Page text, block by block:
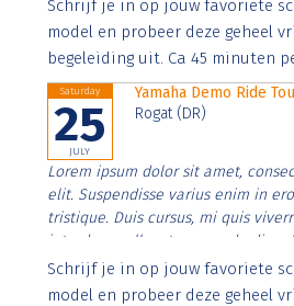
imperdiet. Nunc ut sem vitae risus
Schrijf je in op jouw favoriete
model en probeer deze geheel
begeleiding uit. Ca 45 minuten
Saturday
25
JULY
Yamaha Demo Ride
Rogat (DR)
Lorem ipsum dolor sit amet,
elit. Suspendisse varius enim in
tristique. Duis cursus, mi quis
interdum nulla, ut commodo diam
Aenean faucibus nibh et justo
imperdiet. Nunc ut sem vitae risus
Schrijf je in op jouw favoriete
model en probeer deze geheel